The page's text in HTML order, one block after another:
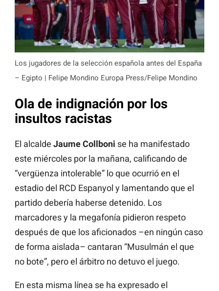
Los jugadores de la selección española antes del España
– Egipto | Felipe Mondino Europa Press/Felipe Mondino
Ola de indignación por los
insultos racistas
El alcalde Jaume Collboni se ha manifestado
este miércoles por la mañana, calificando de
“vergüenza intolerable” lo que ocurrió en el
estadio del RCD Espanyol y lamentando que el
partido debería haberse detenido. Los
marcadores y la megafonía pidieron respeto
después de que los aficionados –en ningún caso
de forma aislada– cantaran “Musulmán el que
no bote”, pero el árbitro no detuvo el juego.
En esta misma línea se ha expresado el